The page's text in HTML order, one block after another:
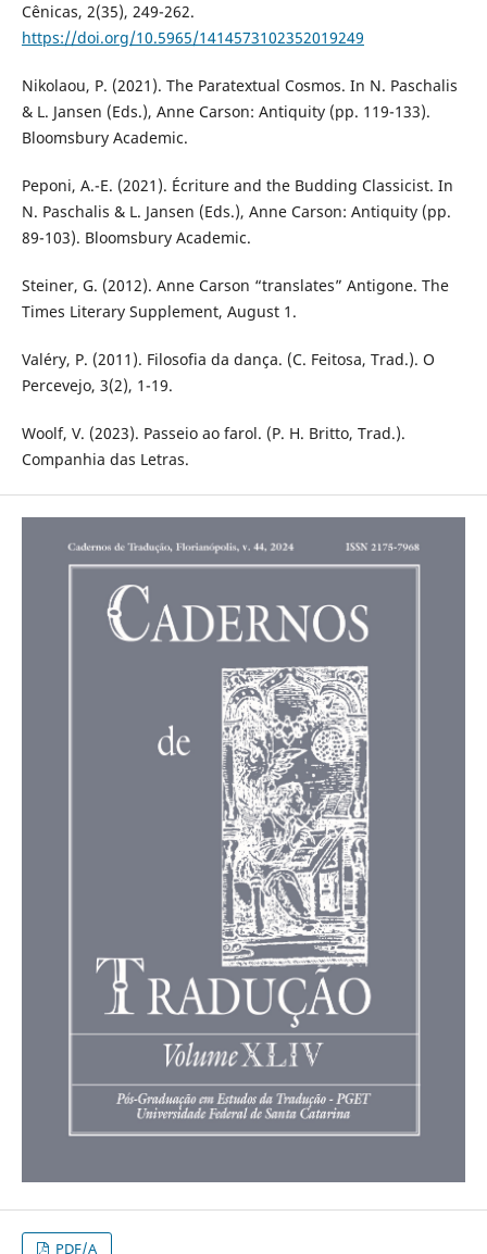
Cênicas, 2(35), 249-262.
https://doi.org/10.5965/1414573102352019249
Nikolaou, P. (2021). The Paratextual Cosmos. In N. Paschalis
& L. Jansen (Eds.), Anne Carson: Antiquity (pp. 119-133).
Bloomsbury Academic.
Peponi, A.-E. (2021). Écriture and the Budding Classicist. In
N. Paschalis & L. Jansen (Eds.), Anne Carson: Antiquity (pp.
89-103). Bloomsbury Academic.
Steiner, G. (2012). Anne Carson “translates” Antigone. The
Times Literary Supplement, August 1.
Valéry, P. (2011). Filosofia da dança. (C. Feitosa, Trad.). O
Percevejo, 3(2), 1-19.
Woolf, V. (2023). Passeio ao farol. (P. H. Britto, Trad.).
Companhia das Letras.
PDF/A